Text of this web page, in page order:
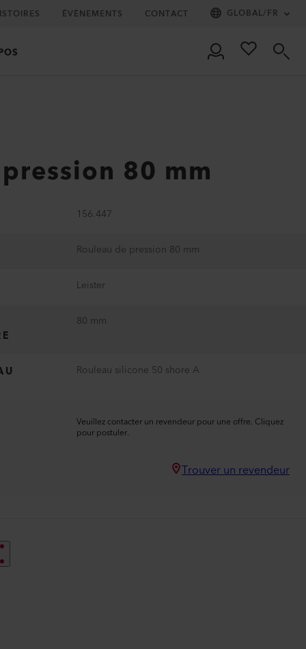
ÉVÈNEMENTS CONTACT GLOBAL/FR
80 mm
156.447
Rouleau de pression 80 mm
Leister
80 mm
Rouleau silicone 50 shore A
Veuillez contacter un revendeur pour une offre. Cliquez
pour postuler.
Trouver un revendeur